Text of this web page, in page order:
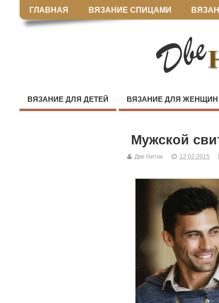
ГЛАВНАЯ ВЯЗАНИЕ СПИЦАМИ
ВЯЗАНИЕ ДЛЯ ДЕТЕЙ ВЯЗАНИЕ ДЛЯ ЖЕНЩИН
Мужской
Две Нитки 12.02.2015